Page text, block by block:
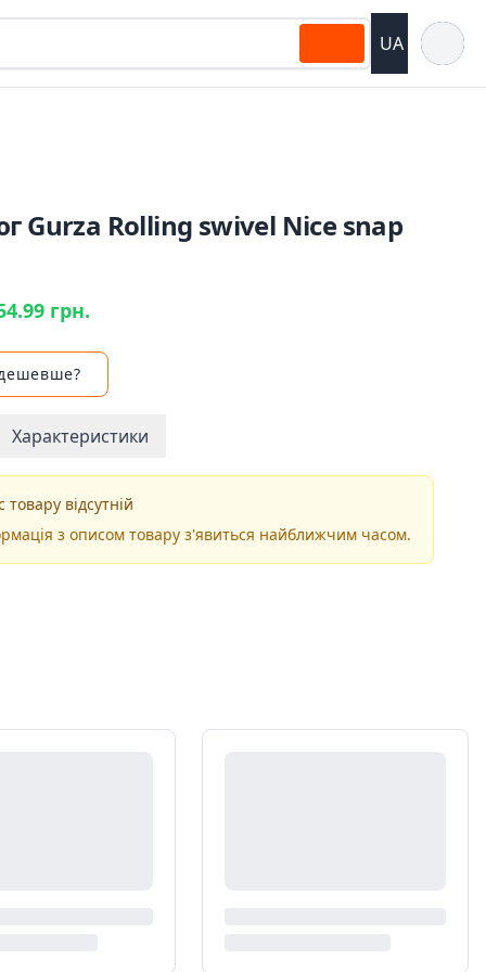
UA
Gurza Rolling swivel Nice snap
грн.
Характеристики
товару відсутній
з описом товару з'явиться найближчим часом.